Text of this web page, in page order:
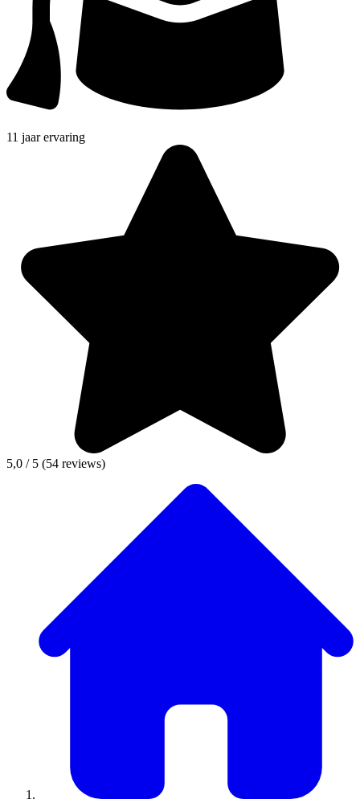
11 jaar ervaring
5,0 / 5 (54 reviews)